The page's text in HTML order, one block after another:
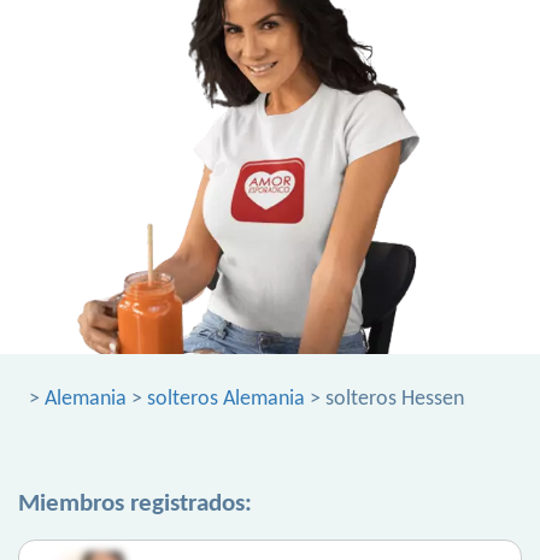
> Alemania > solteros Alemania > solteros Hessen
Miembros registrados: